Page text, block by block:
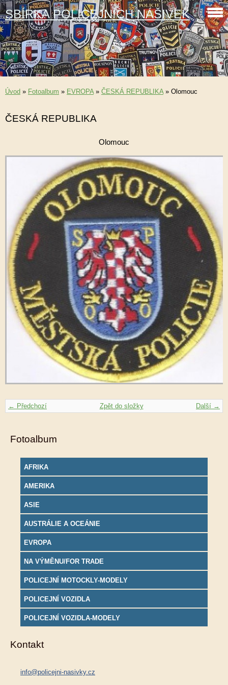
SBÍRKA POLICEJNÍCH NÁŠIVEK
Úvod » Fotoalbum » EVROPA» ČESKÁ REPUBLIKA» Olomouc
ČESKÁ REPUBLIKA
Olomouc
← Předchozí Další →
Zpět do složky
Fotoalbum
AFRIKA
AMERIKA
ASIE
AUSTRÁLIE A OCEÁNIE
EVROPA
NA VÝMĚNU/FOR TRADE
POLICEJNÍ MOTOCKLY-MODELY
POLICEJNÍ VOZIDLA
POLICEJNÍ VOZIDLA-MODELY
Kontakt
info@policejni-nasivky.cz